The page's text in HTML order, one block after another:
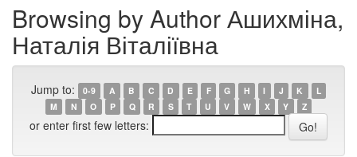
Browsing by Author Ашихміна,
Наталія Віталіївна
Jump to: 0-9 A B C D E F G H I J K
L
M
N O P Q R S T U V W X Y Z
or enter first few letters: